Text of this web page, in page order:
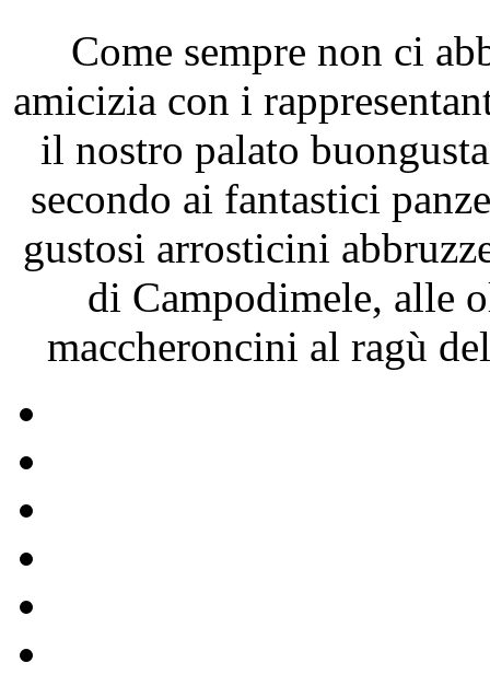
Come sempre non ci
amicizia con i
il nostro palato
secondo ai fantastici
gustosi arrosticini
di Campodimele, alle
maccheroncini al ragù